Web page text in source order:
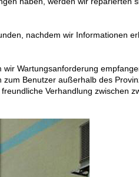
nachdem wir Informationen
Wartungsanforderung
Benutzer außerhalb des
Verhandlung zwischen